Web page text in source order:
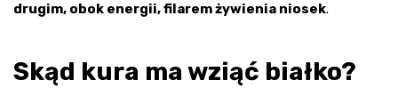
drugim, obok energii, filarem żywienia niosek.
Skąd kura ma wziąć białko?